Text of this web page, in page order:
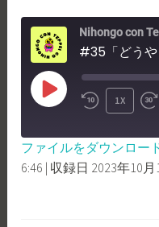
Nihongo con
#35「どうや
PLAY
REWIND
10
SECONDS
1X
SHARE
ファイルをダウンロー
6:46 | 収録日 2023年10月